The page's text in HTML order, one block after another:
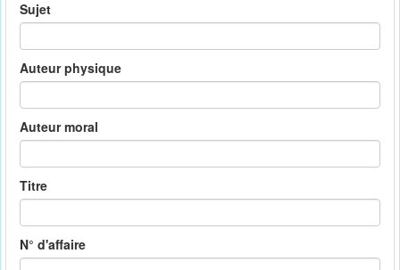
Sujet
Auteur physique
Auteur moral
Titre
N° d'affaire